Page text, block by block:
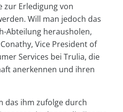
zur Erledigung von
Will man jedoch das
Abteilung herausholen,
Vice President of
Services bei Trulia, die
anerkennen und ihren
das ihm zufolge durch